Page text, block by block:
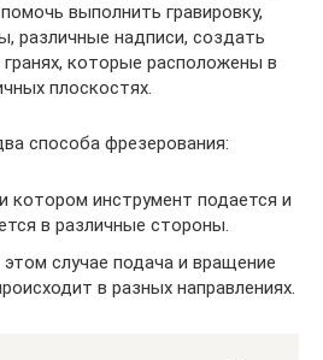
выполнить гравировку,
различные надписи, создать
которые расположены в
плоскостях.
способа фрезерования:
котором инструмент подается и
в различные стороны.
случае подача и вращение
в разных направлениях.